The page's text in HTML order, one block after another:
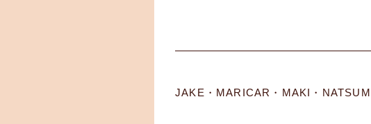
JAKE・MARICAR・MAKI・